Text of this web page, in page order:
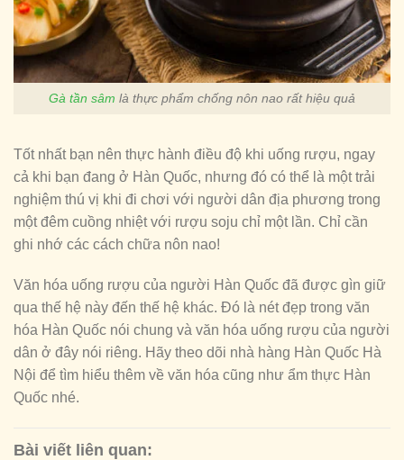
Gà tần sâm là thực phẩm chống nôn nao rất hiệu quả
Tốt nhất bạn nên thực hành điều độ khi uống rượu, ngay
cả khi bạn đang ở Hàn Quốc, nhưng đó có thể là một trải
nghiệm thú vị khi đi chơi với người dân địa phương trong
một đêm cuồng nhiệt với rượu soju chỉ một lần. Chỉ cần
ghi nhớ các cách chữa nôn nao!
Văn hóa uống rượu của người Hàn Quốc đã được gìn giữ
qua thế hệ này đến thế hệ khác. Đó là nét đẹp trong văn
hóa Hàn Quốc nói chung và văn hóa uống rượu của người
dân ở đây nói riêng. Hãy theo dõi nhà hàng Hàn Quốc Hà
Nội để tìm hiểu thêm về văn hóa cũng như ẩm thực Hàn
Quốc nhé.
Bài viết liên quan: